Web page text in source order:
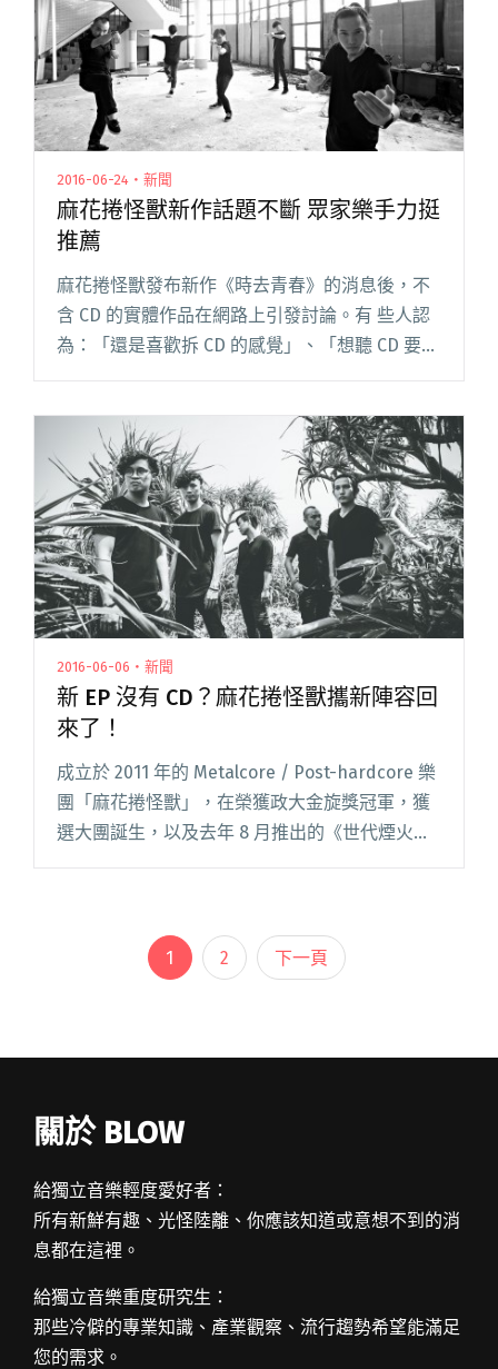
2016-06-24・新聞
麻花捲怪獸新作話題不斷 眾家樂手力挺
推薦
麻花捲怪獸發布新作《時去青春》的消息後，不
含 CD 的實體作品在網路上引發討論。有 些人認
為：「還是喜歡拆 CD 的感覺」、「想聽 CD 要自
己燒出來聽嗎…」，另有一派論點則是：「終於
錢」、「很狂的閱讀全文 "麻花捲怪獸新作話題
不斷 眾家樂手力挺推薦"
2016-06-06・新聞
新 EP 沒有 CD？麻花捲怪獸攜新陣容回
來了！
成立於 2011 年的 Metalcore / Post-hardcore 樂
團「麻花捲怪獸」，在榮獲政大金旋獎冠軍，獲
選大團誕生，以及去年 8 月推出的《世代煙火》
專輯洗禮後，帶來了全新作品《時去青春》（EP
1
2 下一頁
關於 BLOW
給獨立音樂輕度愛好者：
所有新鮮有趣、光怪陸離、你應該知道或意想不到的消
息都在這裡。
給獨立音樂重度研究生：
那些冷僻的專業知識、產業觀察、流行趨勢希望能滿足
您的需求。